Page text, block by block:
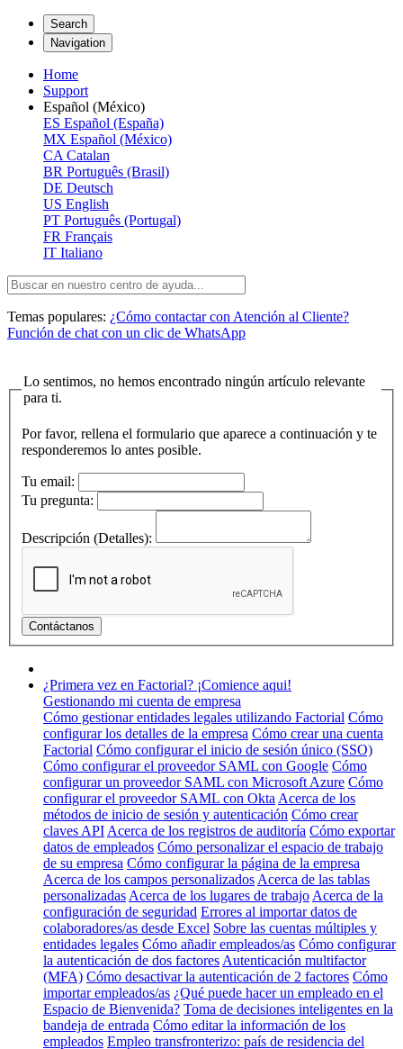
Search
Navigation
Home
Support
Español (México)
ES Español (España)
MX Español (México)
CA Catalan
BR Português (Brasil)
DE Deutsch
US English
PT Português (Portugal)
FR Français
IT Italiano
Temas populares: ¿Cómo contactar con Atención al Cliente?
Función de chat con un clic de WhatsApp
Lo sentimos, no hemos encontrado ningún artículo relevante
para ti.
Por favor, rellena el formulario que aparece a continuación y te
responderemos lo antes posible.
Tu email:
Tu pregunta:
Descripción (Detalles):
¿Primera vez en Factorial? ¡Comience aqui!
Gestionando mi cuenta de empresa
Cómo gestionar entidades legales utilizando Factorial Cómo
configurar los detalles de la empresa Cómo crear una cuenta
Factorial Cómo configurar el inicio de sesión único (SSO)
Cómo configurar el proveedor SAML con Google Cómo
configurar un proveedor SAML con Microsoft Azure Cómo
configurar el proveedor SAML con Okta Acerca de los
métodos de inicio de sesión y autenticación Cómo crear
claves API Acerca de los registros de auditoría Cómo exportar
datos de empleados Cómo personalizar el espacio de trabajo
de su empresa Cómo configurar la página de la empresa
Acerca de los campos personalizados Acerca de las tablas
personalizadas Acerca de los lugares de trabajo Acerca de la
configuración de seguridad Errores al importar datos de
colaboradores/as desde Excel Sobre las cuentas múltiples y
entidades legales Cómo añadir empleados/as Cómo configurar
la autenticación de dos factores Autenticación multifactor
(MFA) Cómo desactivar la autenticación de 2 factores Cómo
importar empleados/as ¿Qué puede hacer un empleado en el
Espacio de Bienvenida? Toma de decisiones inteligentes en la
bandeja de entrada Cómo editar la información de los
empleados Empleo transfronterizo: país de residencia del